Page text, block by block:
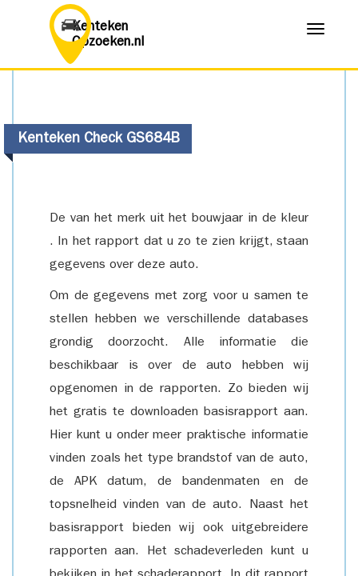
Kenteken
Opzoeken.nl
Menu
Kenteken Check GS684B
De van het merk uit het bouwjaar in de kleur
. In het rapport dat u zo te zien krijgt, staan
gegevens over deze auto.
Om de gegevens met zorg voor u samen te
stellen hebben we verschillende databases
grondig doorzocht. Alle informatie die
beschikbaar is over de auto hebben wij
opgenomen in de rapporten. Zo bieden wij
het gratis te downloaden basisrapport aan.
Hier kunt u onder meer praktische informatie
vinden zoals het type brandstof van de auto,
de APK datum, de bandenmaten en de
topsnelheid vinden van de auto. Naast het
basisrapport bieden wij ook uitgebreidere
rapporten aan. Het schadeverleden kunt u